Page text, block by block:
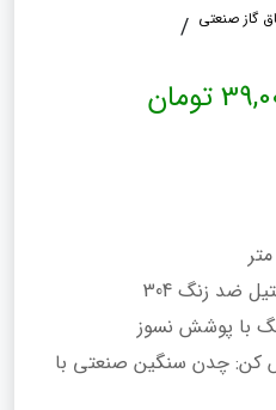
گاز صنعتی
تومان
ضد زنگ 304
با پوشش نسوز
چدن سنگین صنعتی با